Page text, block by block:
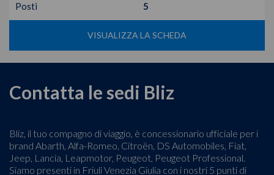
Posti
5
VISUALIZZA LA SCHEDA
Contatta le sedi Bliz
Bliz, il tuo compagno di viaggio, è concessionario ufficiale per i
brand Abarth, Alfa-Romeo, Citroën, DS Automobiles, Fiat,
Jeep, Lancia, Leapmotor, Peugeot, Peugeot Professional.
Siamo presenti in Friuli Venezia Giulia con i nostri 5 punti di